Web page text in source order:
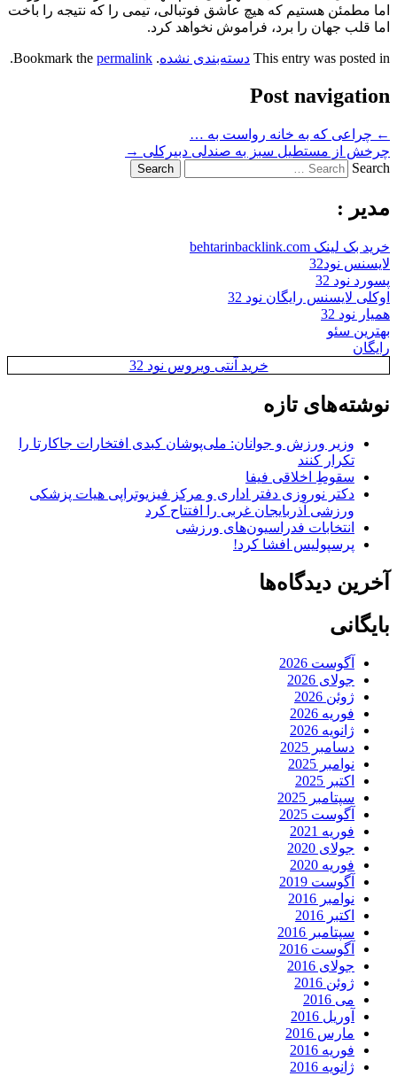
اما مطمئن هستیم که هیچ عاشق فوتبالی، تیمی را که نتیجه را باخت
اما قلب جهان را برد، فراموش نخواهد کرد.
This entry was posted in دسته‌بندی نشده. Bookmark the
permalink
.
Post navigation
← چراعی که به خانه رواست به …
چرخش از مستطیل سبز به صندلی دبیرکلی →
Search
مدیر :
خرید بک لینک behtarinbacklink.com
لایسنس نود32
پسورد نود 32
اوکلی لایسنس رایگان نود 32
همیار نود 32
بهترین سئو
رایگان
خرید آنتی ویروس نود 32
نوشته‌های تازه
وزیر ورزش و جوانان: ملی‌پوشان کبدی افتخارات جاکارتا را
تکرار کنند
سقوطِ اخلاقی فیفا
دکتر نوروزی دفتر اداری و مرکز فیزیوتراپی هیات پزشکی
ورزشی آذربایجان غربی را افتتاح کرد
انتخابات فدراسیون‌های ورزشی
پرسپولیس افشا کرد!
آخرین دیدگاه‌ها
بایگانی
آگوست 2026
جولای 2026
ژوئن 2026
فوریه 2026
ژانویه 2026
دسامبر 2025
نوامبر 2025
اکتبر 2025
سپتامبر 2025
آگوست 2025
فوریه 2021
جولای 2020
فوریه 2020
آگوست 2019
نوامبر 2016
اکتبر 2016
سپتامبر 2016
آگوست 2016
جولای 2016
ژوئن 2016
می 2016
آوریل 2016
مارس 2016
فوریه 2016
ژانویه 2016